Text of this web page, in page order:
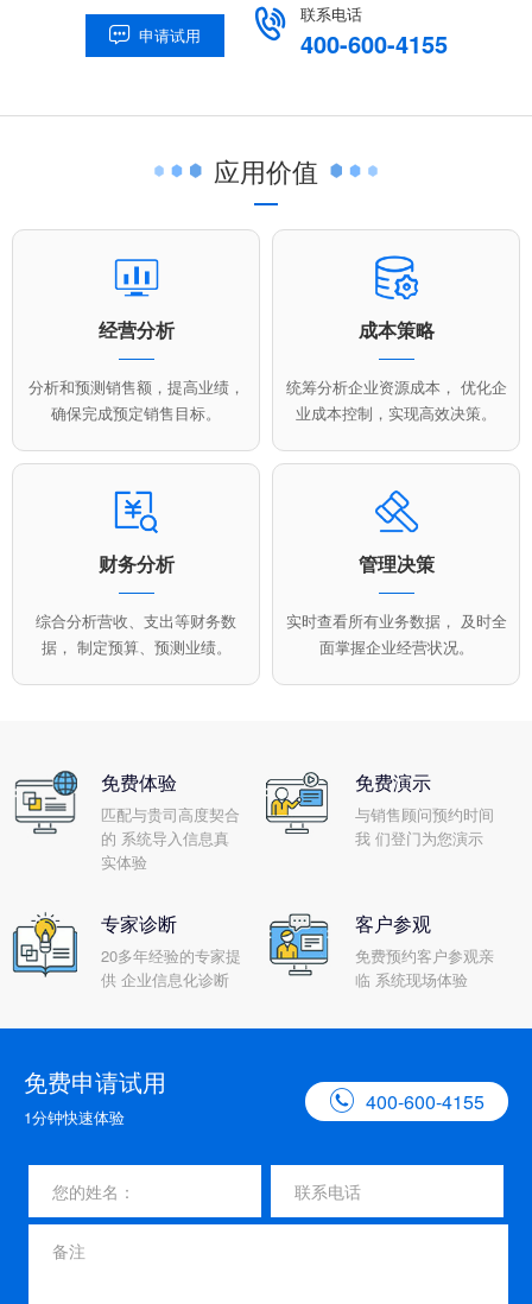
 申请试用  联系电话
400-600-4155
应用价值
经营分析
分析和预测销售额，提高业绩，
确保完成预定销售目标。
成本策略
统筹分析企业资源成本， 优化企
业成本控制，实现高效决策。
财务分析
综合分析营收、支出等财务数
据， 制定预算、预测业绩。
管理决策
实时查看所有业务数据， 及时全
面掌握企业经营状况。
免费体验
匹配与贵司高度契合
的 系统导入信息真
实体验
免费演示
与销售顾问预约时间
我 们登门为您演示
专家诊断
20多年经验的专家提
供 企业信息化诊断
客户参观
免费预约客户参观亲
临 系统现场体验
免费申请试用
1分钟快速体验
 400-600-4155